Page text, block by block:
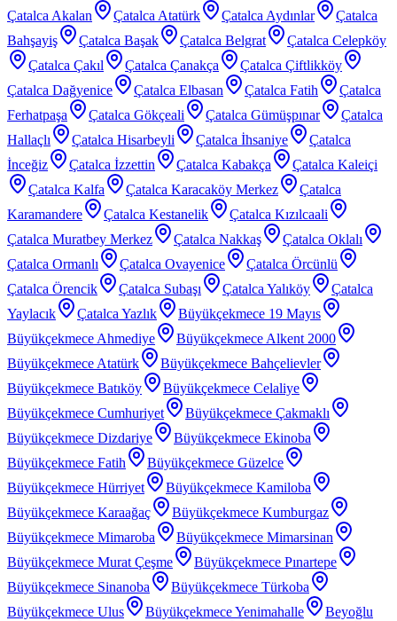
Çatalca Akalan
Çatalca Atatürk Çatalca Aydınlar
Çatalca
Bahşayiş
Çatalca Başak Çatalca Belgrat
Çatalca Celepköy
Çatalca Çakıl
Çatalca Çanakça
Çatalca Çiftlikköy
Çatalca Dağyenice
Çatalca Elbasan Çatalca Fatih
Çatalca
Ferhatpaşa
Çatalca Gökçeali Çatalca Gümüşpınar
Çatalca
Hallaçlı
Çatalca Hisarbeyli Çatalca İhsaniye
Çatalca
İnceğiz
Çatalca İzzettin Çatalca Kabakça
Çatalca Kaleiçi
Çatalca Kalfa
Çatalca Karacaköy Merkez
Çatalca
Karamandere
Çatalca Kestanelik
Çatalca Kızılcaali
Çatalca Muratbey Merkez
Çatalca Nakkaş
Çatalca Oklalı
Çatalca Ormanlı
Çatalca Ovayenice
Çatalca Örcünlü
Çatalca Örencik
Çatalca Subaşı Çatalca Yalıköy
Çatalca
Yaylacık
Çatalca Yazlık
Büyükçekmece 19 Mayıs
Büyükçekmece Ahmediye
Büyükçekmece Alkent 2000
Büyükçekmece Atatürk
Büyükçekmece Bahçelievler
Büyükçekmece Batıköy
Büyükçekmece Celaliye
Büyükçekmece Cumhuriyet
Büyükçekmece Çakmaklı
Büyükçekmece Dizdariye
Büyükçekmece Ekinoba
Büyükçekmece Fatih
Büyükçekmece Güzelce
Büyükçekmece Hürriyet
Büyükçekmece Kamiloba
Büyükçekmece Karaağaç
Büyükçekmece Kumburgaz
Büyükçekmece Mimaroba
Büyükçekmece Mimarsinan
Büyükçekmece Murat Çeşme
Büyükçekmece Pınartepe
Büyükçekmece Sinanoba
Büyükçekmece Türkoba
Büyükçekmece Ulus
Büyükçekmece Yenimahalle
Beyoğlu